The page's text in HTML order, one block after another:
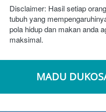
Disclaimer: Hasil setiap
tubuh yang
pola hidup dan makan anda
maksimal.
MADU